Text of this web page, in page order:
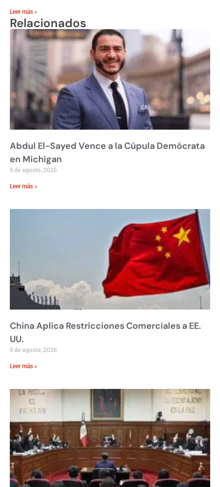
Leer más »
Relacionados
Abdul El-Sayed Vence a la Cúpula Demócrata
en Michigan
5 de agosto, 2026
Leer más »
China Aplica Restricciones Comerciales a EE.
UU.
5 de agosto, 2026
Leer más »